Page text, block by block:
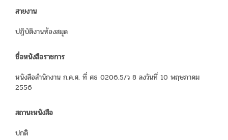
สายงาน
ปฏิบัติงานห้องสมุด
ชื่อหนังสือราชการ
หนังสือสำนักงาน ก.ค.ศ. ที่ ศธ 0206.5/ว 8 ลงวันที่ 10 พฤษภาคม
2556
สถานะหนังสือ
ปกติ